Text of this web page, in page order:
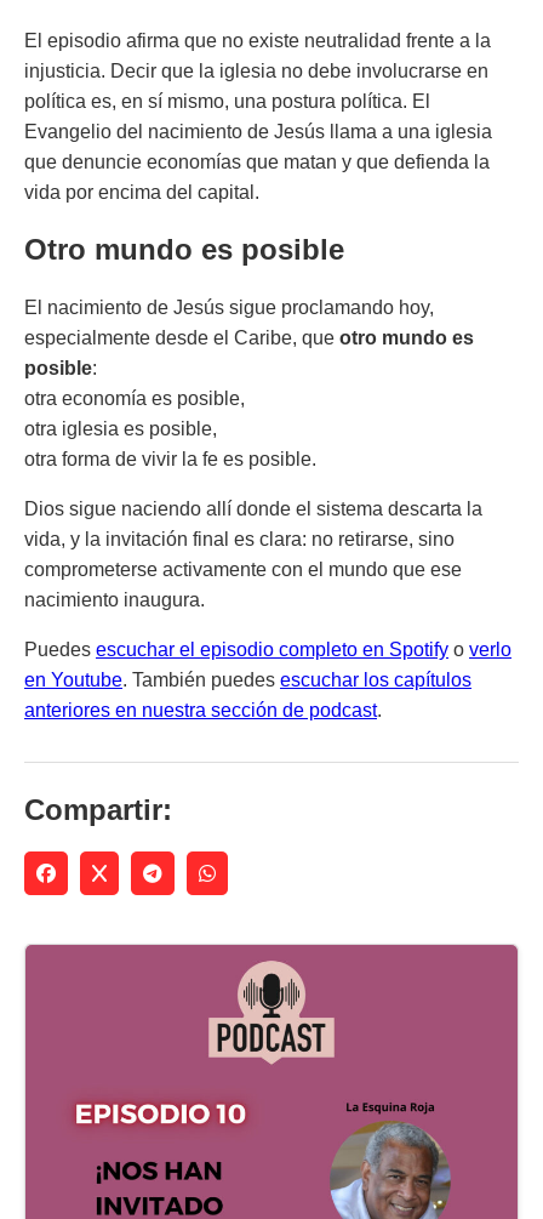
El episodio afirma que no existe neutralidad frente a la
injusticia. Decir que la iglesia no debe involucrarse en
política es, en sí mismo, una postura política. El
Evangelio del nacimiento de Jesús llama a una iglesia
que denuncie economías que matan y que defienda la
vida por encima del capital.
Otro mundo es posible
El nacimiento de Jesús sigue proclamando hoy,
especialmente desde el Caribe, que otro mundo es
posible:
otra economía es posible,
otra iglesia es posible,
otra forma de vivir la fe es posible.
Dios sigue naciendo allí donde el sistema descarta la
vida, y la invitación final es clara: no retirarse, sino
comprometerse activamente con el mundo que ese
nacimiento inaugura.
Puedes escuchar el episodio completo en Spotify o verlo
en Youtube. También puedes escuchar los capítulos
anteriores en nuestra sección de podcast.
Compartir: